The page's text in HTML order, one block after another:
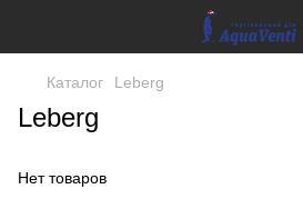
Каталог Leberg
Leberg
Нет товаров